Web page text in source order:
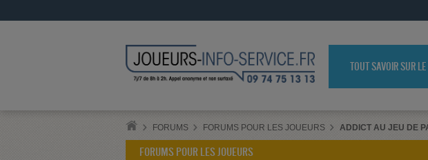
TOUT SAVOIR SUR LE
FORUMS FORUMS POUR LES JOUEURS ADDICT AU JEU DE
FORUMS POUR LES JOUEURS